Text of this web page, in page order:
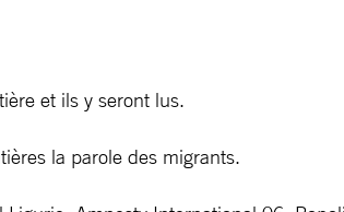
et ils y seront lus.
la parole des migrants.